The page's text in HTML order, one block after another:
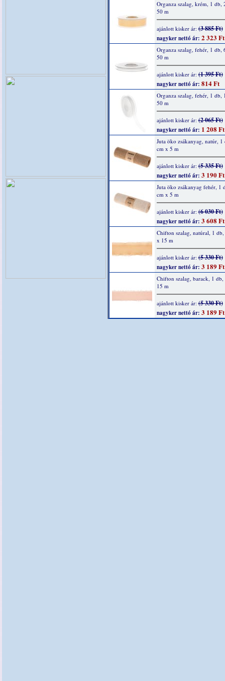
Organza szalag, krém, 1 db,
50 m
ajánlott kisker ár:(3 885 Ft)
nagyker nettó ár: 2 323 Ft
Organza szalag, fehér, 1 db,
50 m
ajánlott kisker ár:(1 395 Ft)
nagyker nettó ár: 814 Ft
Organza szalag, fehér, 1 db,
50 m
ajánlott kisker ár:(2 065 Ft)
nagyker nettó ár: 1 208 Ft
Juta öko zsákanyag, natúr, 1
cm x 5 m
ajánlott kisker ár:(5 335 Ft)
nagyker nettó ár: 3 190 Ft
Juta öko zsákanyag fehér, 1
cm x 5 m
ajánlott kisker ár:(6 030 Ft)
nagyker nettó ár: 3 608 Ft
Chifton szalag, natúral, 1
x 15 m
ajánlott kisker ár:(5 330 Ft)
nagyker nettó ár: 3 189 Ft
Chifton szalag, barack, 1
15 m
ajánlott kisker ár:(5 330 Ft)
nagyker nettó ár: 3 189 Ft